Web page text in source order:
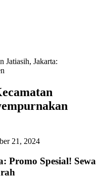
Jatiasih, Jakarta:
21, 2024
Promo Spesial! Sewa